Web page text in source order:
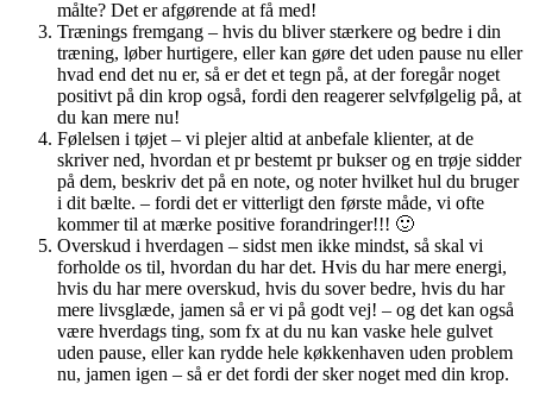
målte? Det er afgørende at få med!
Trænings fremgang – hvis du bliver stærkere og bedre i din
træning, løber hurtigere, eller kan gøre det uden pause nu eller
hvad end det nu er, så er det et tegn på, at der foregår noget
positivt på din krop også, fordi den reagerer selvfølgelig på, at
du kan mere nu!
Følelsen i tøjet – vi plejer altid at anbefale klienter, at de
skriver ned, hvordan et pr bestemt pr bukser og en trøje sidder
på dem, beskriv det på en note, og noter hvilket hul du bruger
i dit bælte. – fordi det er vitterligt den første måde, vi ofte
kommer til at mærke positive forandringer!!! 🙂
Overskud i hverdagen – sidst men ikke mindst, så skal vi
forholde os til, hvordan du har det. Hvis du har mere energi,
hvis du har mere overskud, hvis du sover bedre, hvis du har
mere livsglæde, jamen så er vi på godt vej! – og det kan også
være hverdags ting, som fx at du nu kan vaske hele gulvet
uden pause, eller kan rydde hele køkkenhaven uden problem
nu, jamen igen – så er det fordi der sker noget med din krop.